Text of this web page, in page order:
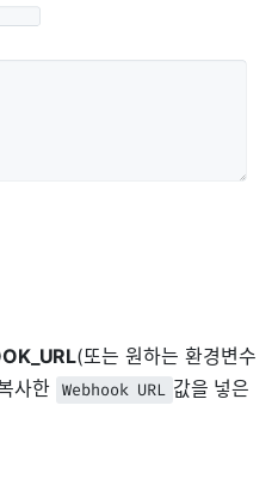
(또는 원하는 환경변수
사한 Webhook URL 값을 넣은